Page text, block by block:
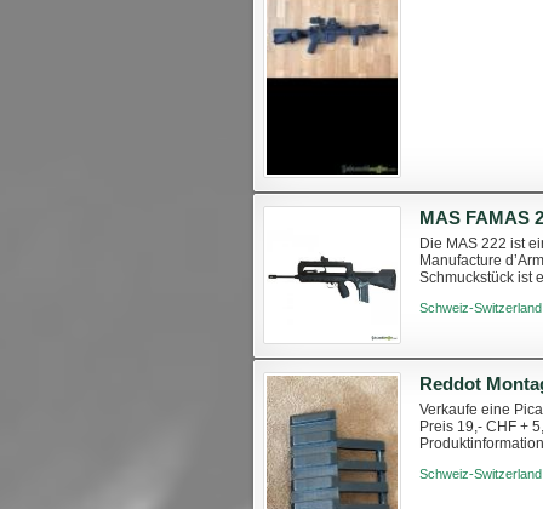
MAS FAMAS
Die MAS 222 ist
Manufacture
Schmuckstück ist
Schweiz-
Reddot
Verkaufe eine
Preis 19,- CHF +
Schweiz-